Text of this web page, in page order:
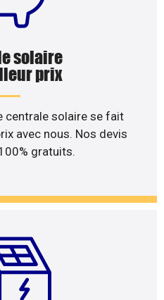
solaire
prix
centrale solaire se fait
avec nous. Nos devis
gratuits.